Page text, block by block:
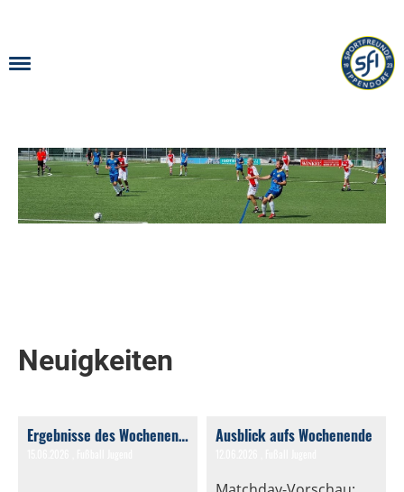
Neuigkeiten
Ergebnisse des Wochenendes Ausblick aufs Wochenende